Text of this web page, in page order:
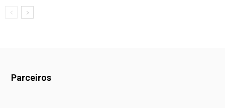
Parceiros